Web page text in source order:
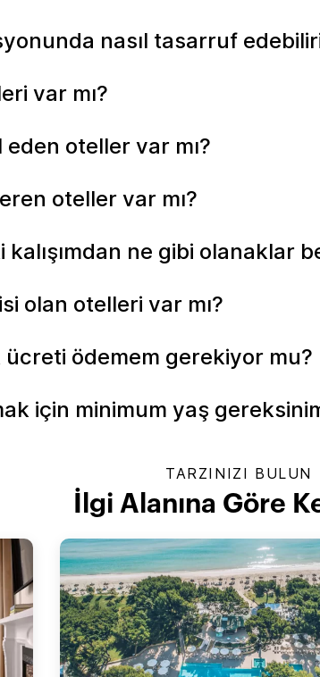
nasıl tasarruf
var mı?
oteller var mı?
oteller var mı?
ne gibi olanaklar
olan otelleri var mı?
ödemem gerekiyor mu?
için minimum yaş
TARZINIZI BULUN
İlgi Alanına Göre